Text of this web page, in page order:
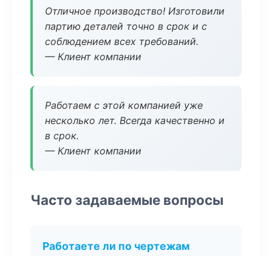
Отличное производство! Изготовили
партию деталей точно в срок и с
соблюдением всех требований.
— Клиент компании
Работаем с этой компанией уже
несколько лет. Всегда качественно и
в срок.
— Клиент компании
Часто задаваемые вопросы
Работаете ли по чертежам